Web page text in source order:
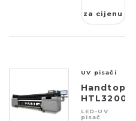
za cijenu
UV pisači
Handtop
HTL3200UV
LED-UV
pisač